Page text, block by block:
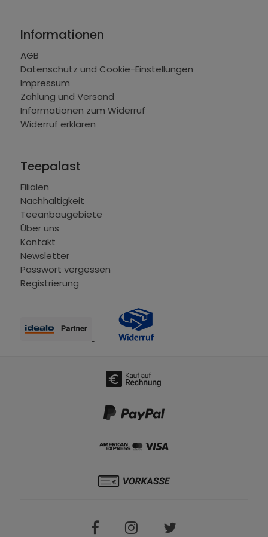
Informationen
AGB
Datenschutz und Cookie-Einstellungen
Impressum
Zahlung und Versand
Informationen zum Widerruf
Widerruf erklären
Teepalast
Filialen
Nachhaltigkeit
Teeanbaugebiete
Über uns
Kontakt
Newsletter
Passwort vergessen
Registrierung